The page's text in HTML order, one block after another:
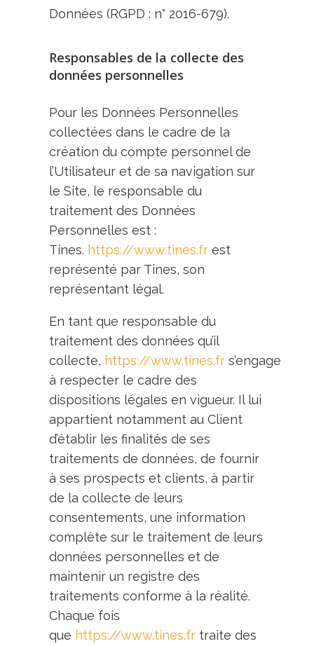
Données (RGPD : n° 2016-679).
Responsables de la collecte des
données personnelles
Pour les Données Personnelles
collectées dans le cadre de la
création du compte personnel de
l’Utilisateur et de sa navigation sur
le Site, le responsable du
traitement des Données
Personnelles est :
Tines. https://www.tines.fr est
représenté par Tines, son
représentant légal.
En tant que responsable du
traitement des données qu’il
collecte, https://www.tines.fr s’engage
à respecter le cadre des
dispositions légales en vigueur. Il lui
appartient notamment au Client
d’établir les finalités de ses
traitements de données, de fournir
à ses prospects et clients, à partir
de la collecte de leurs
consentements, une information
complète sur le traitement de leurs
données personnelles et de
maintenir un registre des
traitements conforme à la réalité.
Chaque fois
que https://www.tines.fr traite des